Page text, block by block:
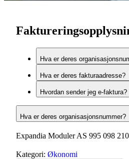
Hva er deres
Hva er deres fakturaadresse?
Hvordan sender jeg e-faktura?
Hva er deres organisasjonsnummer?
Expandia Moduler AS 995 098 210
Kategori: Økonomi